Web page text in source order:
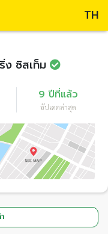
TH
ง ซิสเท็ม
9 ปีที่แล้ว
อัปเดตล่าสุด